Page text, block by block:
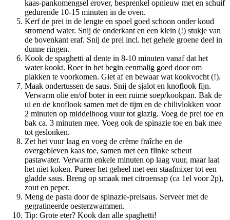
kaas-pankomengsel erover, besprenkel opnieuw met en schuif
gedurende 10-15 minuten in de oven.
Kerf de prei in de lengte en spoel goed schoon onder koud
stromend water. Snij de onderkant en een klein (!) stukje van
de bovenkant eraf. Snij de prei incl. het gehele groene deel in
dunne ringen.
Kook de spaghetti al dente in 8-10 minuten vanaf dat het
water kookt. Roer in het begin eenmalig goed door om
plakken te voorkomen. Giet af en bewaar wat kookvocht (!).
Maak ondertussen de saus. Snij de sjalot en knoflook fijn.
Verwarm olie en/of boter in een ruime soep/kookpan. Bak de
ui en de knoflook samen met de tijm en de chilivlokken voor
2 minuten op middelhoog vuur tot glazig. Voeg de prei toe en
bak ca. 3 minuten mee. Voeg ook de spinazie toe en bak mee
tot geslonken.
Zet het vuur laag en voeg de crème fraîche en de
overgebleven kaas toe, samen met een flinke scheut
pastawater. Verwarm enkele minuten op laag vuur, maar laat
het niet koken. Pureer het geheel met een staafmixer tot een
gladde saus. Breng op smaak met citroensap (ca 1el voor 2p),
zout en peper.
Meng de pasta door de spinazie-preisaus. Serveer met de
gegratineerde oesterzwammen.
Tip: Grote eter? Kook dan alle spaghetti!